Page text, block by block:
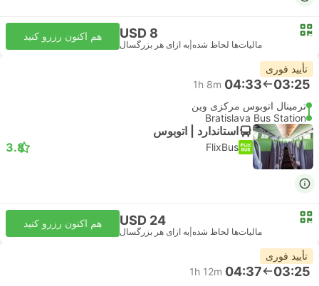
USD 8
مالیات‌ها لحاظ شده به ازای هر بزرگسال
هم اکنون رزرو کنید
تأیید فوری
03:25
04:33
1h 8m
ترمینال اتوبوس مرکزی وین
Bratislava Bus Station
استاندارد | اتوبوس
FlixBus
3.8
USD 24
مالیات‌ها لحاظ شده به ازای هر بزرگسال
هم اکنون رزرو کنید
تأیید فوری
03:25
04:37
1h 12m